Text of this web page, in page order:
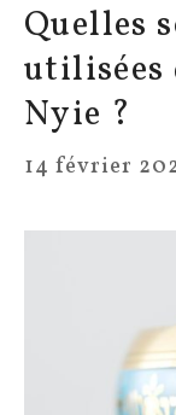
Quelles
utilisées
Nyie ?
14 février